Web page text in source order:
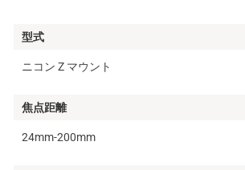
型式
ニコン Z マウント
焦点距離
24mm-200mm